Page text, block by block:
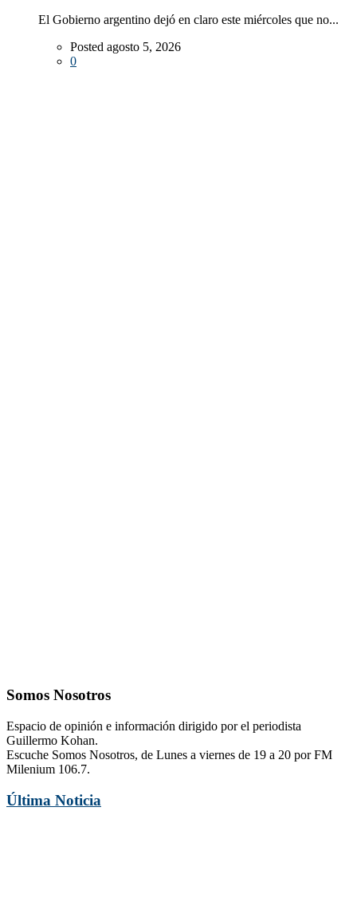
El Gobierno argentino dejó en claro este miércoles que no...
Posted agosto 5, 2026
0
Somos Nosotros
Espacio de opinión e información dirigido por el periodista
Guillermo Kohan.
Escuche Somos Nosotros, de Lunes a viernes de 19 a 20 por FM
Milenium 106.7.
Última Noticia